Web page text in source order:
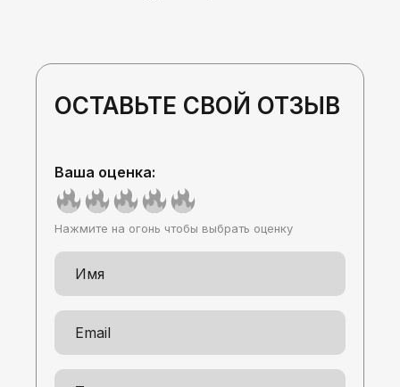
ОСТАВЬТЕ СВОЙ ОТЗЫВ
Ваша оценка:
Нажмите на огонь чтобы выбрать оценку